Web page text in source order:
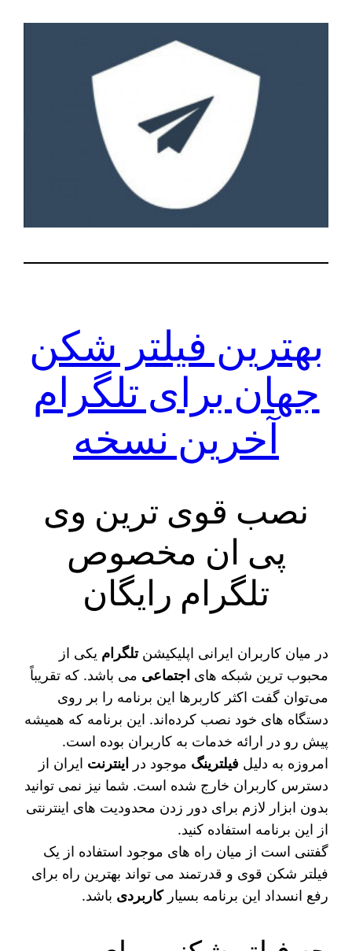
بهترین فیلتر شکن
جهان برای تلگرام
آخرین نسخه
نصب قوی ترین وی
پی ان مخصوص
تلگرام رایگان
در میان کاربران ایرانی اپلیکیشنتلگرام یکی از
محبوب‌ ترین شبکه‌ های اجتماعی می‌ باشد. که تقریباً
می‌توان گفت اکثر کاربرها این برنامه را بر روی
دستگاه‌ های خود نصب کرده‌اند. این برنامه که همیشه
پیش رو در ارائه خدمات به کاربران بوده است.
امروزه به دلیل فیلترینگ‌ موجود در اینترنت ایران از
دسترس کاربران خارج شده است. شما نیز نمی‌ توانید
بدون ابزار لازم برای دور زدن محدودیت ‌های اینترنتی
از این برنامه استفاده کنید.
گفتنی است از میان راه‌ های موجود استفاده از یک
فیلتر شکن قوی و قدرتمند می‌ تواند بهترین راه برای
رفع انسداد این برنامه بسیارکاربردی باشد.